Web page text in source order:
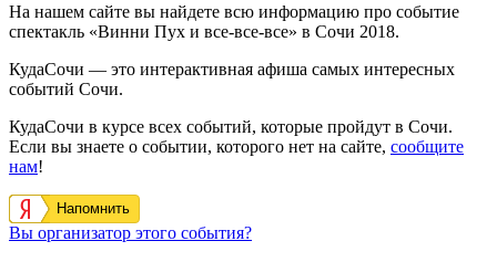
На нашем сайте вы найдете всю информацию про событие
спектакль «Винни Пух и все-все-все» в Сочи 2018.
КудаСочи — это интерактивная афиша самых интересных
событий Сочи.
КудаСочи в курсе всех событий, которые пройдут в Сочи.
Если вы знаете о событии, которого нет на сайте, сообщите
нам!
Напомнить
Вы организатор этого события?